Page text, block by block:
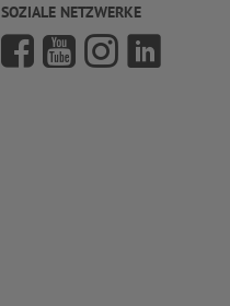
SOZIALE NETZWERKE